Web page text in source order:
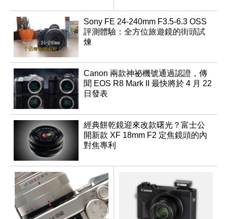
Sony FE 24-240mm F3.5-6.3 OSS
評測體驗：全方位旅遊鏡的街頭試
煉
Canon 兩款神祕機號通過認證，傳
聞 EOS R8 Mark II 最快將於 4 月 22
日發表
經典餅乾鏡迎來改款曙光？富士公
開新款 XF 18mm F2 定焦鏡頭的內
對焦專利